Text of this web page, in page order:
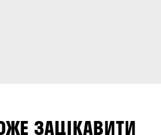
ЗАЦІКАВИТИ